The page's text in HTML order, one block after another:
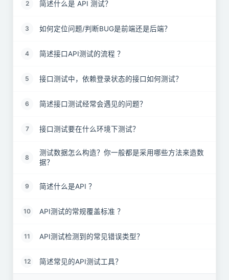
2 简述什么是 API 测试？
3 如何定位问题/判断BUG是前端还是后端？
4 简述接口API测试的流程 ？
5 接口测试中，依赖登录状态的接口如何测试？
6 简述接口测试经常会遇见的问题？
7 接口测试要在什么环境下测试？
8
测试数据怎么构造？你一般都是采用哪些方法来造数
据？
9 简述什么是API ？
10 API测试的常规覆盖标准 ？
11 API测试检测到的常见错误类型？
12 简述常见的API测试工具？